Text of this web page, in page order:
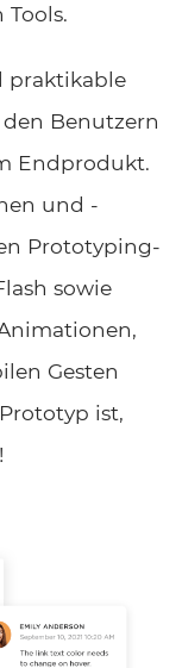
praktikable
Benutzern
Endprodukt.
und -
Prototyping-
sowie
Gesten
ist,